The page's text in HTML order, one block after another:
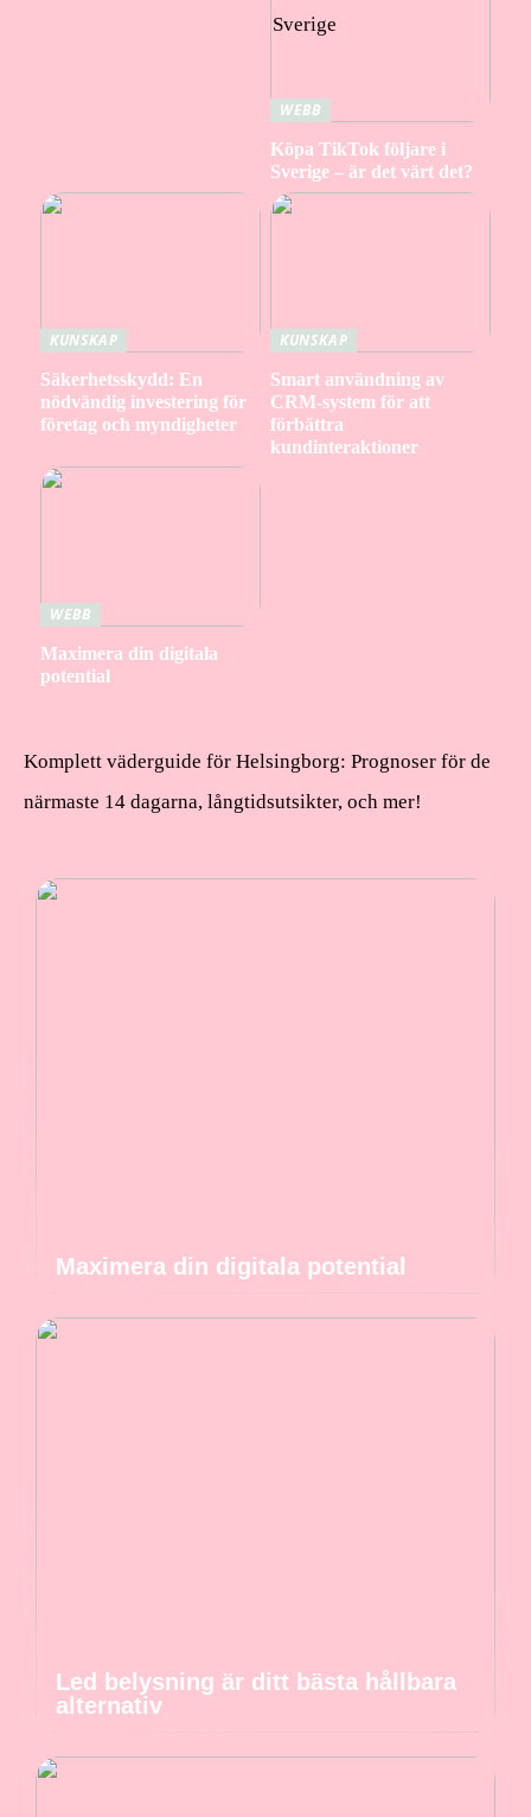
WEBB
Köpa TikTok följare i
Sverige – är det värt det?
KUNSKAP
Säkerhetsskydd: En
nödvändig investering för
företag och myndigheter
KUNSKAP
Smart användning av
CRM-system för att
förbättra
kundinteraktioner
WEBB
Maximera din digitala
potential
Komplett väderguide för Helsingborg: Prognoser för de
närmaste 14 dagarna, långtidsutsikter, och mer!
Maximera din digitala potential
Led belysning är ditt bästa hållbara
alternativ